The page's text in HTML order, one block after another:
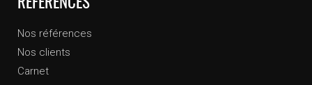
RÉFÉRENCES
Nos références
Nos clients
Carnet